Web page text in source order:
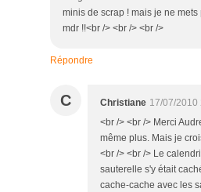
minis de scrap ! mais je ne
mdr !!<br /> <br /> <br />
Répondre
C Christiane 17/07/2010
<br /> <br /> Merci
même plus. Mais je
<br /> <br /> Le
sauterelle s'y était
cache-cache avec les